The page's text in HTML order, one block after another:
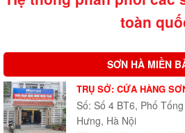
toàn
SƠN HÀ MIỀN
TRỤ SỞ: CỬA HÀNG
Số: Số 4 BT6, Phố
Hưng, Hà Nội